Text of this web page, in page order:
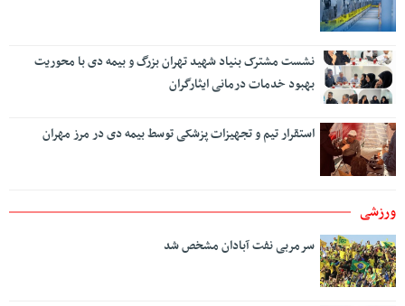
نشست مشترک بنیاد شهید تهران بزرگ و بیمه دی با محوریت
بهبود خدمات درمانی ایثارگران
استقرار تیم و تجهیزات پزشکی توسط بیمه دی در مرز مهران
ورزشی
سرمربی نفت آبادان مشخص شد